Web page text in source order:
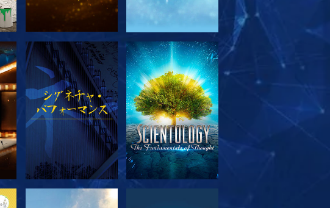
シリーズを探求 観る